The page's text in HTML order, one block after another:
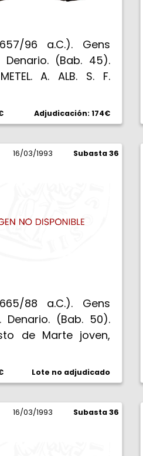
96 a.C.). Gens
Denario. (Bab. 45).
A. ALB. S. F.
Rev: C. MALL.
Roma sentada a
sobre tres
coronada por la
Adjudicación: 174€
16/03/1993 Subasta 36
88 a.C.). Gens
Denario. (Bab. 50).
de Marte joven,
al hombro. Rev: CN.
Victoria con láurea
galope. 4,79 g. EBC.
Lote no adjudicado
16/03/1993 Subasta 36